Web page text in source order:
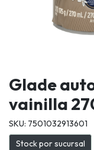
Glade
vainilla
SKU: 7501032913601
Stock por sucursal